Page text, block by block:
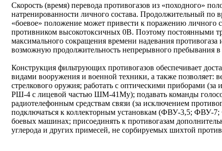
Скорость (время) перевода противогазов из «походного»
натренированности личного состава. Продолжительный по
«боевое» положение может привести к поражению личного
противником высокотоксичных 0В. Поэтому постоянными
максимального сокращения времени надевания противогаза
возможную продолжительность непрерывного пребывания
Конструкция фильтрующих противогазов обеспечивает
видами вооружения и военной техники, а также позволяет:
стрелкового оружия; работать с оптическими приборами
РШ-4 с лицевой частью ШМ-41Му); подавать команды
радиотелефонным средствам связи (за исключением
подключаться к коллекторным установкам (ФВУ-3,5;
боевых машинах; присоединять к противогазам
углерода и других примесей, не сорбируемых шихтой